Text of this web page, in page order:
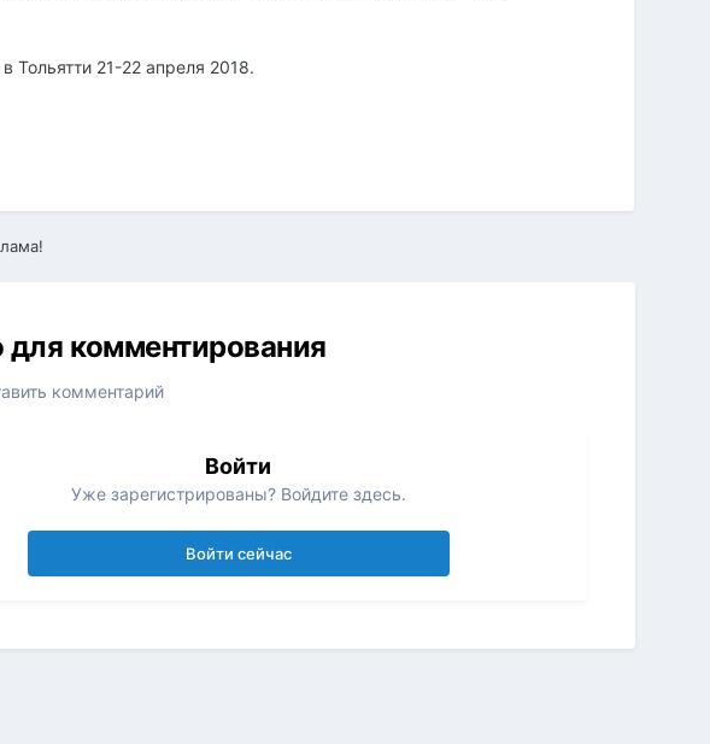
Тольятти 21-22 апреля 2018.
для комментирования
комментарий
Войти
Уже зарегистрированы? Войдите здесь.
Войти сейчас